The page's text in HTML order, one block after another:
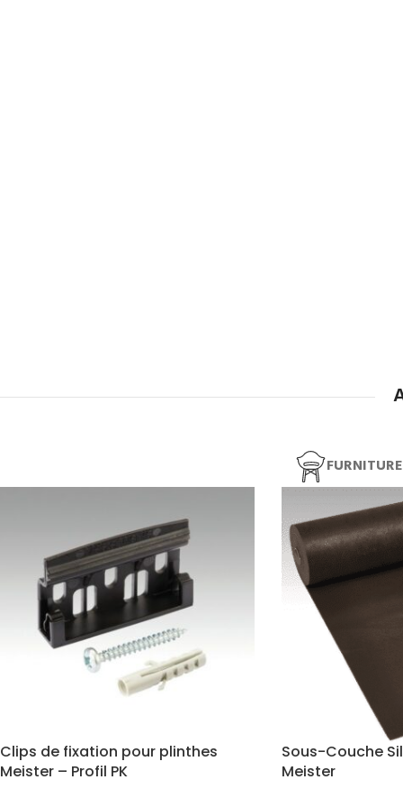
FURNITURE
Clips de fixation pour plinthes
Meister – Profil PK
Sous-Couche
Meister